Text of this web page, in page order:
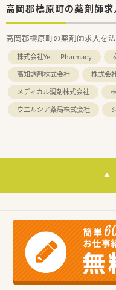
高岡郡檮原町の薬剤師
高岡郡檮原町の薬剤師求人を
株式会社Yell Pharmacy
高知調剤株式会社
株式会
メディカル調剤株式会社
ウエルシア薬局株式会社